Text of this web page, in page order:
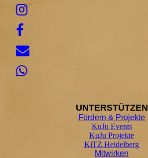
UNTERSTÜTZEN
Fördern & Projekte
KuJu Events
KuJu Projekte
KiTZ Heidelberg
Mitwirken